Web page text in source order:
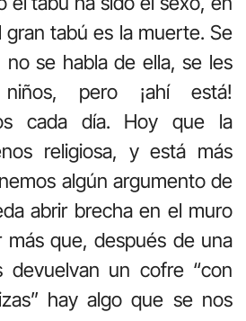
tabú es la muerte. Se
no se habla de ella, se les
pero ¡ahí está!
cada día. Hoy que la
religiosa, y está más
algún argumento de
abrir brecha en el muro
más que, después de una
devuelvan un cofre “con
hay algo que se nos